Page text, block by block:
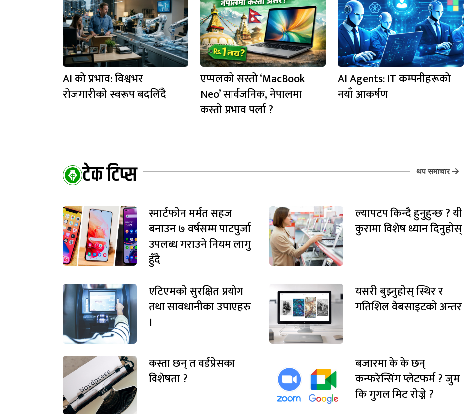
AI को प्रभाव: विश्वभर
रोजगारीको स्वरूप बदलिँदै
एप्पलको सस्तो ‘MacBook
Neo’ सार्वजनिक, नेपालमा
कस्तो प्रभाव पर्ला ?
AI Agents: IT कम्पनीहरूको
नयाँ आकर्षण
टेक टिप्स थप समाचार
स्मार्टफोन मर्मत सहज
बनाउन ७ वर्षसम्म पाटपुर्जा
उपलब्ध गराउने नियम लागु
हुँदै
ल्यापटप किन्दै हुनुहुन्छ ? यी
कुरामा विशेष ध्यान दिनुहोस्
एटिएमको सुरक्षित प्रयोग
तथा सावधानीका उपाएहरु
।
यसरी बुझ्नुहोस् स्थिर र
गतिशिल वेबसाइटको अन्तर
कस्ता छन् त वर्डप्रेसका
विशेषता ?
बजारमा के के छन्
कन्फरेन्सिंग प्लेटफर्म ? जुम
कि गुगल मिट रोज्ने ?